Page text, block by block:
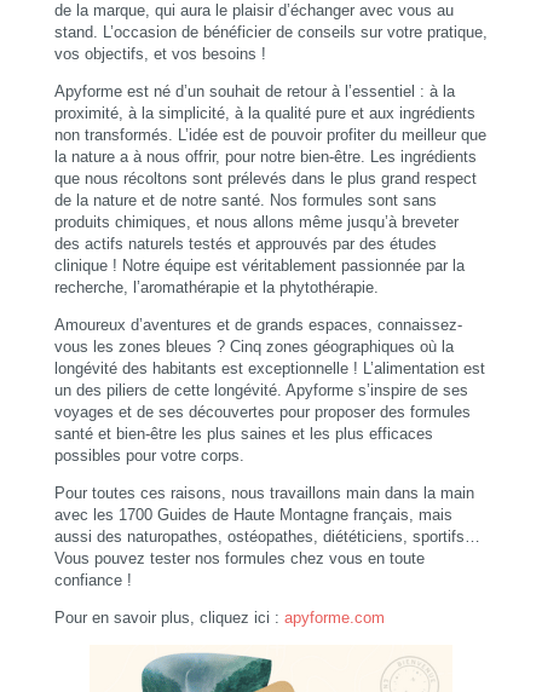
de la marque, qui aura le plaisir d’échanger avec vous au
stand. L’occasion de bénéficier de conseils sur votre pratique,
vos objectifs, et vos besoins !
Apyforme est né d’un souhait de retour à l’essentiel : à la
proximité, à la simplicité, à la qualité pure et aux ingrédients
non transformés. L’idée est de pouvoir profiter du meilleur que
la nature a à nous offrir, pour notre bien-être. Les ingrédients
que nous récoltons sont prélevés dans le plus grand respect
de la nature et de notre santé. Nos formules sont sans
produits chimiques, et nous allons même jusqu’à breveter
des actifs naturels testés et approuvés par des études
clinique ! Notre équipe est véritablement passionnée par la
recherche, l’aromathérapie et la phytothérapie.
Amoureux d’aventures et de grands espaces, connaissez-
vous les zones bleues ? Cinq zones géographiques où la
longévité des habitants est exceptionnelle ! L’alimentation est
un des piliers de cette longévité. Apyforme s’inspire de ses
voyages et de ses découvertes pour proposer des formules
santé et bien-être les plus saines et les plus efficaces
possibles pour votre corps.
Pour toutes ces raisons, nous travaillons main dans la main
avec les 1700 Guides de Haute Montagne français, mais
aussi des naturopathes, ostéopathes, diététiciens, sportifs…
Vous pouvez tester nos formules chez vous en toute
confiance !
Pour en savoir plus, cliquez ici : apyforme.com